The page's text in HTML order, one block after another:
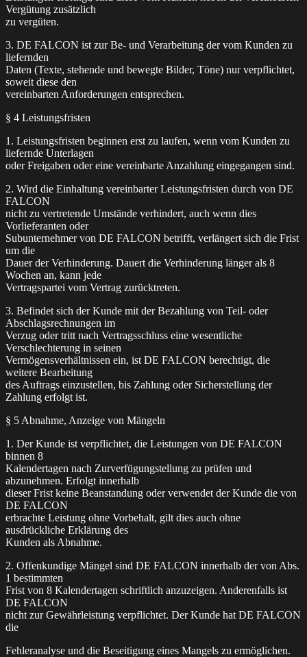
Vergütung zusätzlich
zu vergüten.
3. DE FALCON ist zur Be- und Verarbeitung der vom Kunden zu
liefernden
Daten (Texte, stehende und bewegte Bilder, Töne) nur verpflichtet,
soweit diese den
vereinbarten Anforderungen entsprechen.
§ 4 Leistungsfristen
1. Leistungsfristen beginnen erst zu laufen, wenn vom Kunden zu
liefernde Unterlagen
oder Freigaben oder eine vereinbarte Anzahlung eingegangen sind.
2. Wird die Einhaltung vereinbarter Leistungsfristen durch von DE
FALCON
nicht zu vertretende Umstände verhindert, auch wenn dies
Vorlieferanten oder
Subunternehmer von DE FALCON betrifft, verlängert sich die Frist
um die
Dauer der Verhinderung. Dauert die Verhinderung länger als 8
Wochen an, kann jede
Vertragspartei vom Vertrag zurücktreten.
3. Befindet sich der Kunde mit der Bezahlung von Teil- oder
Abschlagsrechnungen im
Verzug oder tritt nach Vertragsschluss eine wesentliche
Verschlechterung in seinen
Vermögensverhältnissen ein, ist DE FALCON berechtigt, die
weitere Bearbeitung
des Auftrags einzustellen, bis Zahlung oder Sicherstellung der
Zahlung erfolgt ist.
§ 5 Abnahme, Anzeige von Mängeln
1. Der Kunde ist verpflichtet, die Leistungen von DE FALCON
binnen 8
Kalendertagen nach Zurverfügungstellung zu prüfen und
abzunehmen. Erfolgt innerhalb
dieser Frist keine Beanstandung oder verwendet der Kunde die von
DE FALCON
erbrachte Leistung ohne Vorbehalt, gilt dies auch ohne
ausdrückliche Erklärung des
Kunden als Abnahme.
2. Offenkundige Mängel sind DE FALCON innerhalb der von Abs.
1 bestimmten
Frist von 8 Kalendertagen schriftlich anzuzeigen. Anderenfalls ist
DE FALCON
nicht zur Gewährleistung verpflichtet. Der Kunde hat DE FALCON
die
Fehleranalyse und die Beseitigung eines Mangels zu ermöglichen.